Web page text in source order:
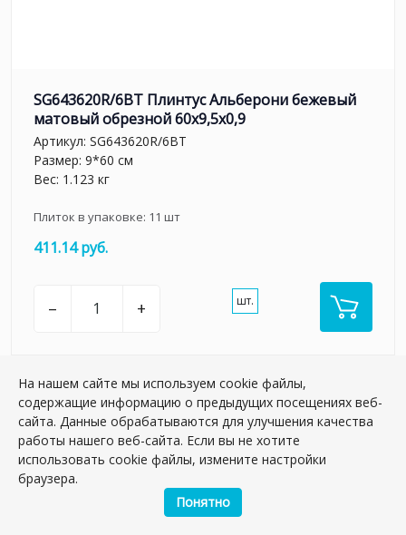
SG643620R/6BT Плинтус Альберони бежевый
матовый обрезной 60x9,5x0,9
Артикул: SG643620R/6BT
Размер: 9*60 см
Вес: 1.123 кг
Плиток в упаковке: 11 шт
411.14 руб.
– + шт.
На нашем сайте мы используем cookie файлы,
содержащие информацию о предыдущих посещениях веб-
сайта. Данные обрабатываются для улучшения качества
работы нашего веб-сайта. Если вы не хотите
использовать cookie файлы, измените настройки
браузера.
Понятно